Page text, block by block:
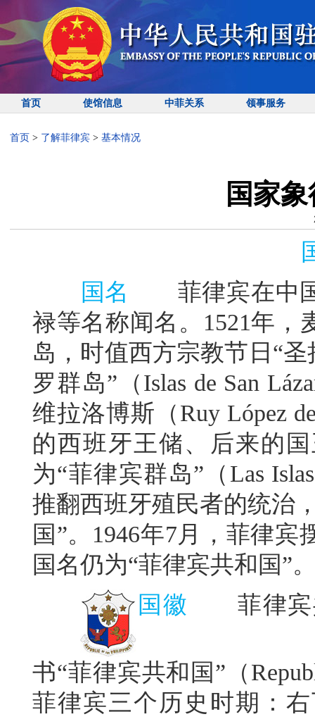
首页 使馆信息 中菲关系 领事服务
首页 > 了解菲律宾 > 基本情况
国家
国名
菲律宾在中国
禄等名称闻名。1521年，
岛，时值西方宗教节日“
罗群岛”（Islas de San
维拉洛博斯（Ruy López
的西班牙王储、后来的
为“菲律宾群岛”（Las
推翻西班牙殖民者的统治
国”。1946年7月，菲律
国名仍为“菲律宾共和国”
国徽 菲律宾
书“菲律宾共和国”（
菲律宾三个历史时期：